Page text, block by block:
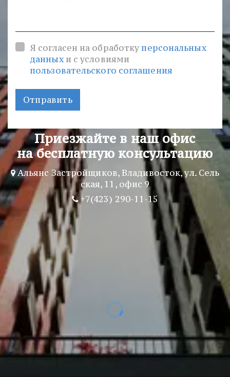
Я согласен на обработкуперсональных
данныхи с условиями
пользовательского соглашения
Отправить
Приезжайте в наш офис
на бесплатную консультацию
Альянс Застройщиков,Владивосток,ул. Сель
ская, 11 , офис 9
+7(423) 290-11-15